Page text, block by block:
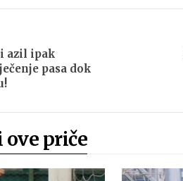
azil ipak
pasa dok
ove priče